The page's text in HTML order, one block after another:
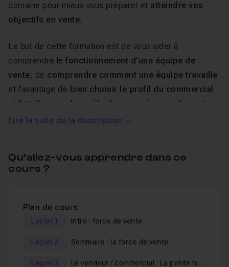
domaine pour mieux vous préparer et atteindre vos
objectifs en vente.
Le but de cette formation est de vous aider à
comprendre le fonctionnement d'une équipe de
vente, de comprendre comment une équipe travaille
et l'avantage de bien choisir le profil du commercial
et l' attribuer au bon rôle dans une équipe de vente
vendeur ou un commercial doit continuer de se former
et surtout de se remettre en question afin de sortir de
L'autoformation fait partie de cette remise en question.
Au terme de cette formation, vous appris :
Lire la suite de la description
Qu’allez-vous apprendre dans ce
cours ?
Plan de cours
Leçon 1 Intro : force de vente
Leçon 2 Sommaire : la force de vente
Leçon 3 Le vendeur / commercial : La petite histoire